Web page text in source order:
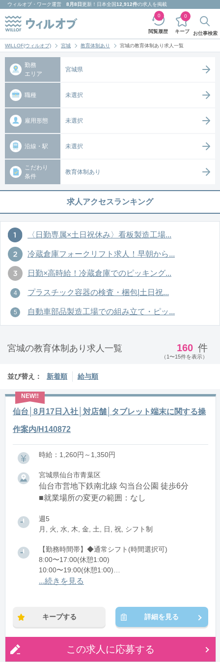
ウィルオブ・ワーク運営 8月8日更新！日本全国12,912件の求人を掲載
閲覧履歴
0
キープ
0
お仕事検索
WILLOF(ウィルオブ) 宮城 教育体制あり 宮城の教育体制あり求人一覧
勤務
エリア
宮城県
職種 未選択
雇用形態 未選択
沿線・駅 未選択
こだわり
条件
教育体制あり
求人アクセスランキング
〈日勤専属×土日祝休み〉看板製造工場...
冷蔵倉庫フォークリフト求人！早朝から...
日勤×高時給！冷蔵倉庫でのピッキング...
プラスチック容器の検査・梱包|土日祝...
自動車部品製造工場での組み立て・ピッ...
宮城の教育体制あり求人一覧 160 件
（1〜15件を表示）
並び替え： 新着順 給与順
仙台│8月17日入社│対店舗│タブレット端末に関する操
作案内/H140872
時給：1,260円～1,350円
宮城県仙台市青葉区
仙台市営地下鉄南北線 勾当台公園 徒歩6分
■就業場所の変更の範囲：なし
週5
月, 火, 水, 木, 金, 土, 日, 祝, シフト制
【勤務時間帯】◆通常シフト(時間選択可)
8:00〜17:00(休憩1:00)
10:00〜19:00(休憩1:00)
13:00〜22:00(休憩1:00)
...続きを見る
キープする 詳細を見る
この求人に応募する